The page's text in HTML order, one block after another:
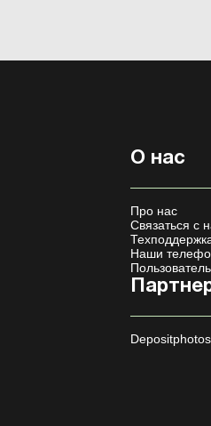
О нас
Про нас
Связаться с
Наши
Depositphotos